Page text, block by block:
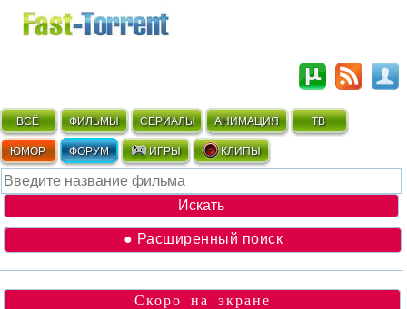
ВСЁ ФИЛЬМЫ СЕРИАЛЫ АНИМАЦИЯ ТВ
ЮМОР ФОРУМ ИГРЫ КЛИПЫ
● Расширенный поиск
Скоро на экране